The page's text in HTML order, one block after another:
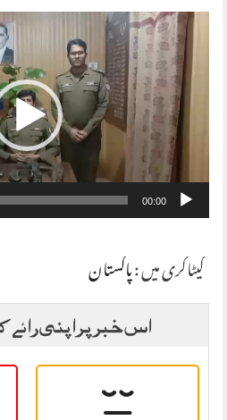
Video
Player
00:00
کیٹاگری میں :پاکستان
اس خبر پر اپنی رائے